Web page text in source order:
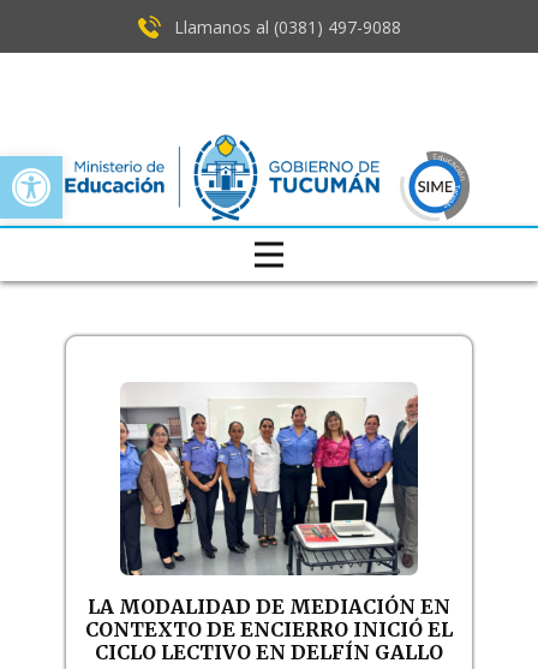
Open toolbar
Llamanos al (0381) ​497-9088
LA MODALIDAD DE MEDIACIÓN EN
CONTEXTO DE ENCIERRO INICIÓ EL
CICLO LECTIVO EN DELFÍN GALLO